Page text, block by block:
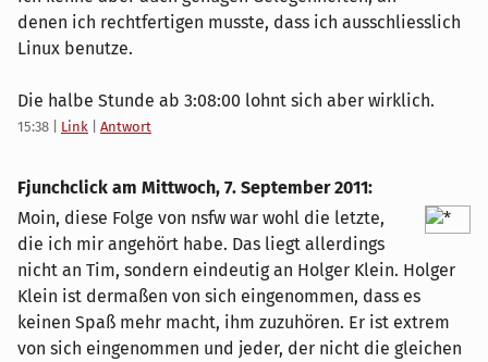
denen ich rechtfertigen musste, dass ich ausschliesslich
Linux benutze.
Die halbe Stunde ab 3:08:00 lohnt sich aber wirklich.
15:38 Link Antwort
Fjunchclick am Mittwoch, 7. September 2011:
Moin, diese Folge von nsfw war wohl die letzte,
die ich mir angehört habe. Das liegt allerdings
nicht an Tim, sondern eindeutig an Holger Klein. Holger
Klein ist dermaßen von sich eingenommen, dass es
keinen Spaß mehr macht, ihm zuzuhören. Er ist extrem
von sich eingenommen und jeder, der nicht die gleichen